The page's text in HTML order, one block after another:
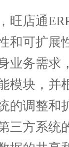
店通
和可扩展
业务需求
模块，并
的调整和
三方系统